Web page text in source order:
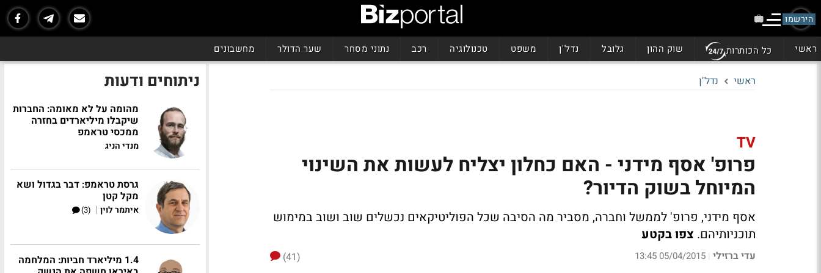
הירשמו
ראשי כל הכותרות שוק ההון גלובל נדל"ן משפט טכנולוגיה רכב נתוני מסחר שער הדולר מחשבונים
ראשי נדל"ן
TV
פרופ' אסף מידני - האם כחלון יצליח לעשות את השינוי
המיוחל בשוק הדיור?
אסף מידני, פרופ' לממשל וחברה, מסביר מה הסיבה שכל הפוליטיקאים נכשלים שוב ושוב במימוש
תוכניותיהם. צפו בקטע
עדי ברזילי |
05/04/2015 13:45
(41)
ניתוחים ודעות
מהומה על לא מאומה: החברות
שיקבלו מיליארדים בחזרה
ממכסי טראמפ
מנדי הניג
גרסת טראמפ: דבר בגדול ושא
מקל קטן
איתמר לוין |
(3)
1.4 מיליארד חביות: המלחמה